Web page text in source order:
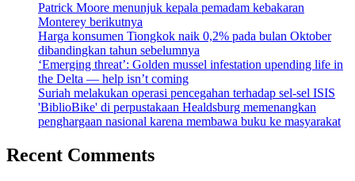
Patrick Moore menunjuk kepala pemadam kebakaran
Monterey berikutnya
Harga konsumen Tiongkok naik 0,2% pada bulan Oktober
dibandingkan tahun sebelumnya
‘Emerging threat’: Golden mussel infestation upending life in
the Delta — help isn’t coming
Suriah melakukan operasi pencegahan terhadap sel-sel ISIS
'BiblioBike' di perpustakaan Healdsburg memenangkan
penghargaan nasional karena membawa buku ke masyarakat
Recent Comments